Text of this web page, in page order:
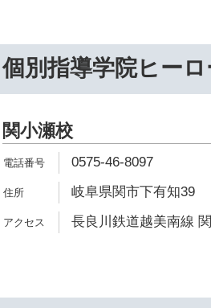
個別指導学院ヒー
関小瀬校
0575-46-8097
岐阜県関市下有知39
長良川鉄道越美南線